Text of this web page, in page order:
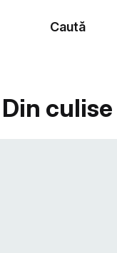
Caută
Din culise